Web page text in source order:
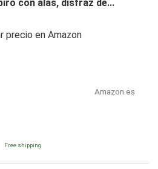
con alas, disfraz de...
precio en Amazon
Amazon.es
Free shipping